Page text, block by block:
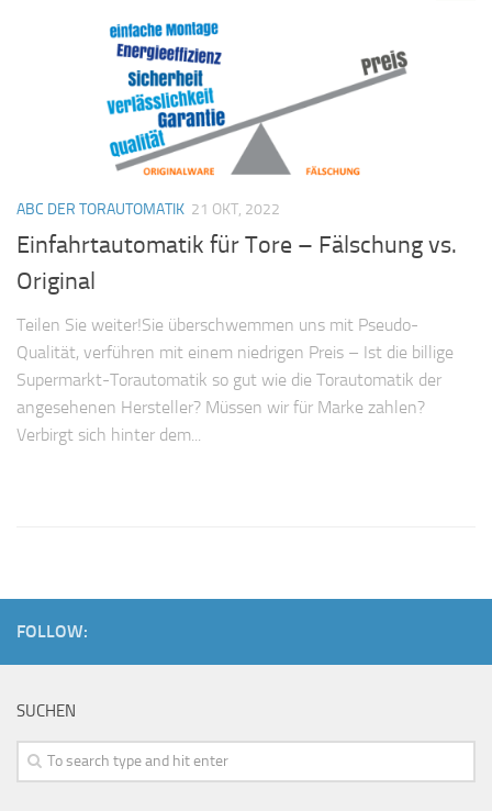
ABC DER TORAUTOMATIK 21 OKT, 2022
Einfahrtautomatik für Tore – Fälschung vs.
Original
Teilen Sie weiter!Sie überschwemmen uns mit Pseudo-
Qualität, verführen mit einem niedrigen Preis – Ist die billige
Supermarkt-Torautomatik so gut wie die Torautomatik der
angesehenen Hersteller? Müssen wir für Marke zahlen?
Verbirgt sich hinter dem...
FOLLOW:
SUCHEN